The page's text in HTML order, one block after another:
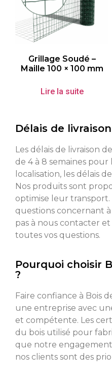
Grillage Soudé –
Maille 100 × 100 mm
Lire la suite
Délais de livraison
Les délais de livraison
de 4 à 8 semaines
localisation, les délais
Nos produits sont
optimise leur transport.
questions concernant
pas à nous contacter
toutes vos questions.
Pourquoi choisir
?
Faire confiance à Bois
une entreprise avec
et compétente. Les
du bois utilisé pour
que notre
nos clients sont des